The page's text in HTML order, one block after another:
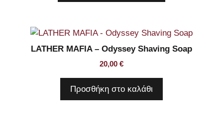
LATHER MAFIA – Odyssey Shaving Soap
20,00 €
Προσθήκη στο καλάθι